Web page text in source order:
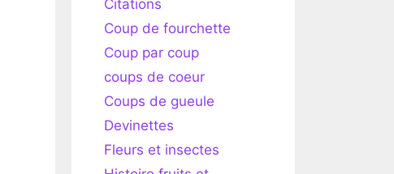
Citations
Coup de fourchette
Coup par coup
coups de coeur
Coups de gueule
Devinettes
Fleurs et insectes